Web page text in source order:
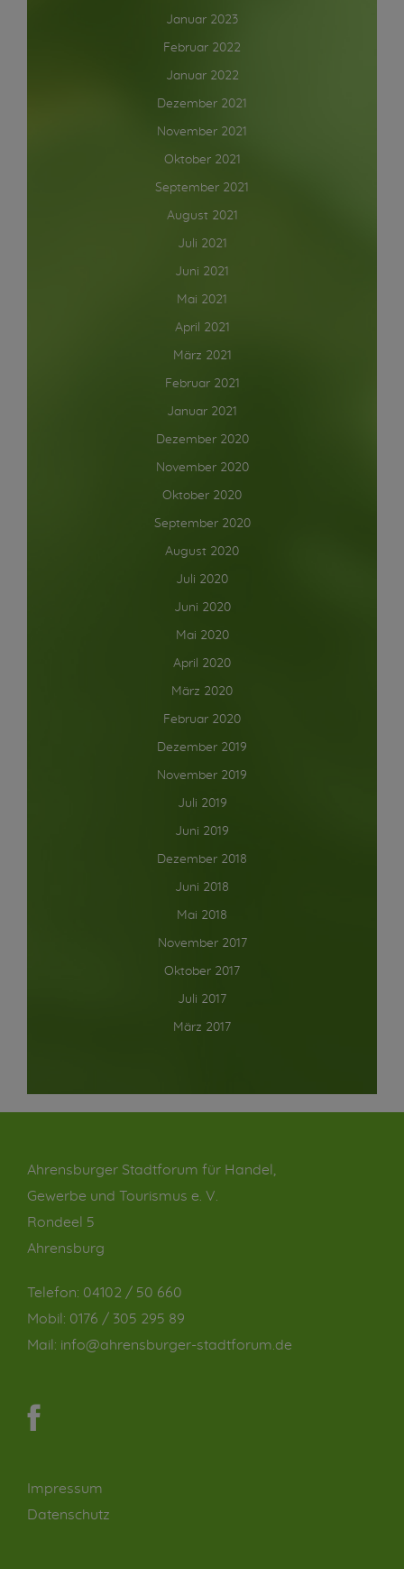
Januar 2023
Februar 2022
Januar 2022
Dezember 2021
November 2021
Oktober 2021
September 2021
August 2021
Juli 2021
Juni 2021
Mai 2021
April 2021
März 2021
Februar 2021
Januar 2021
Dezember 2020
November 2020
Oktober 2020
September 2020
August 2020
Juli 2020
Juni 2020
Mai 2020
April 2020
März 2020
Februar 2020
Dezember 2019
November 2019
Juli 2019
Juni 2019
Dezember 2018
Juni 2018
Mai 2018
November 2017
Oktober 2017
Juli 2017
März 2017
Ahrensburger Stadtforum für Handel,
Gewerbe und Tourismus e. V.
Rondeel 5
Ahrensburg
Telefon: 04102 / 50 660
Mobil: 0176 / 305 295 89
Mail: info@ahrensburger-stadtforum.de
Impressum
Datenschutz